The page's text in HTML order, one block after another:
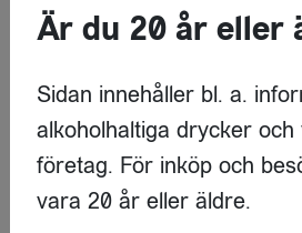
Armorik
Gin
Gin Pink
Berry Bros &
Är du 20 år eller
Sidan innehåller bl. a.
alkoholhaltiga drycker
företag. För inköp och
vara 20 år eller äldre.